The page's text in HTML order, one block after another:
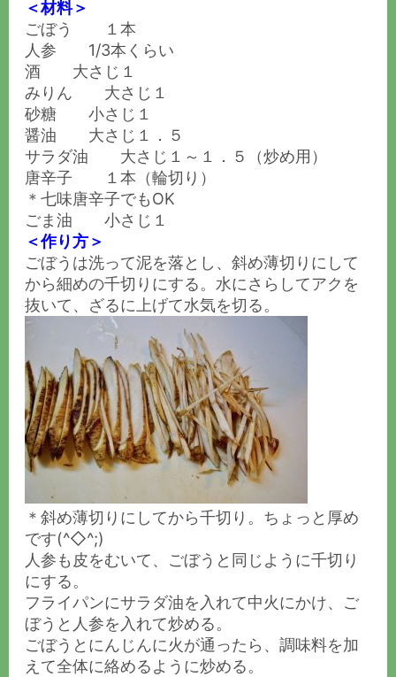
＜材料＞
ごぼう １本
人参 1/3本くらい
酒 大さじ１
みりん 大さじ１
砂糖 小さじ１
醤油 大さじ１．５
サラダ油 大さじ１～１．５（炒め用）
唐辛子 １本（輪切り）
＊七味唐辛子でもOK
ごま油 小さじ１
＜作り方＞
ごぼうは洗って泥を落とし、斜め薄切りにして
から細めの千切りにする。水にさらしてアクを
抜いて、ざるに上げて水気を切る。
＊斜め薄切りにしてから千切り。ちょっと厚め
です(^◇^;)
人参も皮をむいて、ごぼうと同じように千切り
にする。
フライパンにサラダ油を入れて中火にかけ、ご
ぼうと人参を入れて炒める。
ごぼうとにんじんに火が通ったら、調味料を加
えて全体に絡めるように炒める。